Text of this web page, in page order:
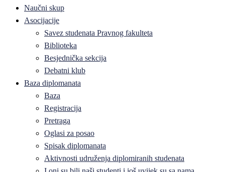
Naučni skup
Asocijacije
Savez studenata Pravnog fakulteta
Biblioteka
Besjednička sekcija
Debatni klub
Baza diplomanata
Baza
Registracija
Pretraga
Oglasi za posao
Spisak diplomanata
Aktivnosti udruženja diplomiranih studenata